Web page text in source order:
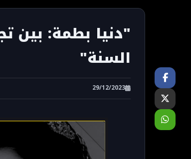
"دنيا بطمة: بين
السنة"
29/12/2023